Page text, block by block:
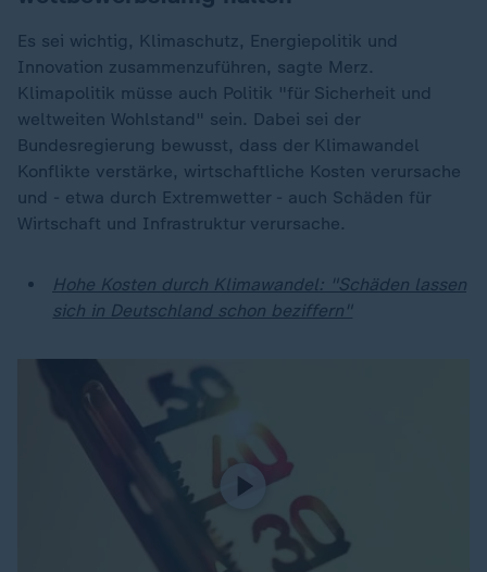
Es sei wichtig, Klimaschutz, Energiepolitik und
Innovation zusammenzuführen, sagte Merz.
Klimapolitik müsse auch Politik "für Sicherheit und
weltweiten Wohlstand" sein. Dabei sei der
Bundesregierung bewusst, dass der Klimawandel
Konflikte verstärke, wirtschaftliche Kosten verursache
und - etwa durch Extremwetter - auch Schäden für
Wirtschaft und Infrastruktur verursache.
Hohe Kosten durch Klimawandel: "Schäden lassen
sich in Deutschland schon beziffern"